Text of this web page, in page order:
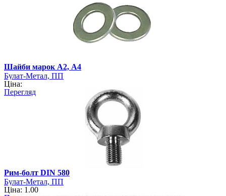
Шайби марок А2, А4
Булат-Метал, ПП
Ціна:
Перегляд
Рим-болт DIN 580
Булат-Метал, ПП
Ціна: 1.00